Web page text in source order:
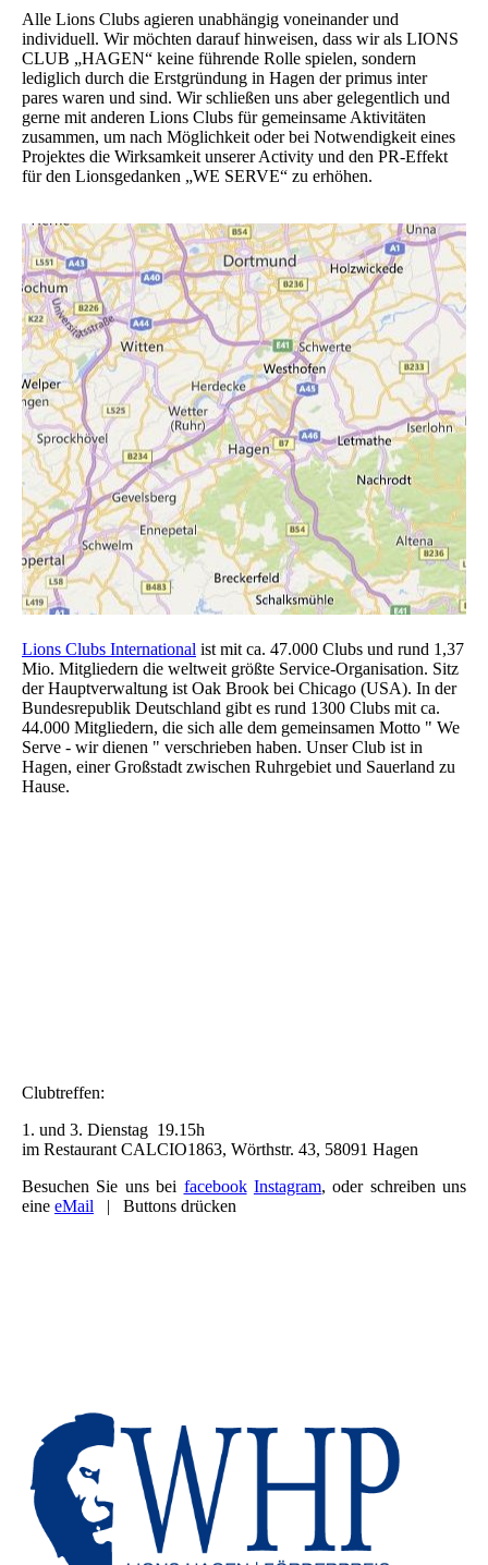
Alle Lions Clubs agieren unabhängig voneinander und
individuell. Wir möchten darauf hinweisen, dass wir als LIONS
CLUB „HAGEN“ keine führende Rolle spielen, sondern
lediglich durch die Erstgründung in Hagen der primus inter
pares waren und sind. Wir schließen uns aber gelegentlich und
gerne mit anderen Lions Clubs für gemeinsame Aktivitäten
zusammen, um nach Möglichkeit oder bei Notwendigkeit eines
Projektes die Wirksamkeit unserer Activity und den PR-Effekt
für den Lionsgedanken „WE SERVE“ zu erhöhen.
Lions Clubs International ist mit ca. 47.000 Clubs und rund 1,37
Mio. Mitgliedern die weltweit größte Service-Organisation. Sitz
der Hauptverwaltung ist Oak Brook bei Chicago (USA). In der
Bundesrepublik Deutschland gibt es rund 1300 Clubs mit ca.
44.000 Mitgliedern, die sich alle dem gemeinsamen Motto " We
Serve - wir dienen " verschrieben haben. Unser Club ist in
Hagen, einer Großstadt zwischen Ruhrgebiet und Sauerland zu
Hause.
Clubtreffen:
1. und 3. Dienstag 19.15h
im Restaurant CALCIO1863, Wörthstr. 43, 58091 Hagen
Besuchen Sie uns bei facebook Instagram, oder schreiben uns
eine eMail | Buttons drücken